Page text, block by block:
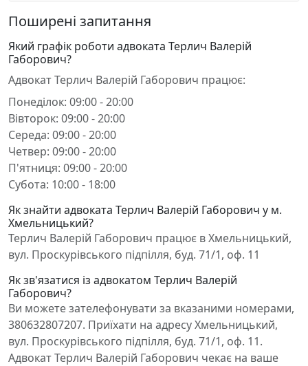
Поширені запитання
Який графік роботи адвоката Терлич Валерій
Габорович?
Адвокат Терлич Валерій Габорович працює:
Понеділок: 09:00 - 20:00
Вівторок: 09:00 - 20:00
Середа: 09:00 - 20:00
Четвер: 09:00 - 20:00
П'ятниця: 09:00 - 20:00
Субота: 10:00 - 18:00
Як знайти адвоката Терлич Валерій Габорович у м.
Хмельницький?
Терлич Валерій Габорович працює в Хмельницький,
вул. Проскурівського підпілля, буд. 71/1, оф. 11
Як зв'язатися із адвокатом Терлич Валерій
Габорович?
Ви можете зателефонувати за вказаними номерами,
380632807207. Приїхати на адресу Хмельницький,
вул. Проскурівського підпілля, буд. 71/1, оф. 11.
Адвокат Терлич Валерій Габорович чекає на ваше